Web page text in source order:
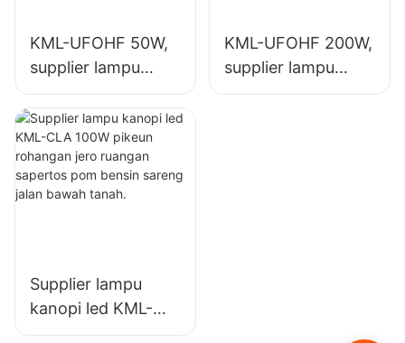
KML-UFOHF 50W,
supplier lampu
teluk tinggi led
pikeun pabrik
industri, gudang,
sareng aplikasi
lampu jero ruangan
KML-UFOHF 200W,
supplier lampu
teluk tinggi led
Supplier lampu
kanopi led KML-
CLA 100W pikeun